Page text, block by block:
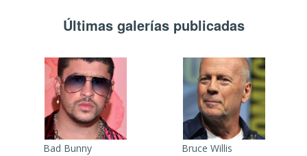
Últimas galerías publicadas
Bad Bunny Bruce Willis